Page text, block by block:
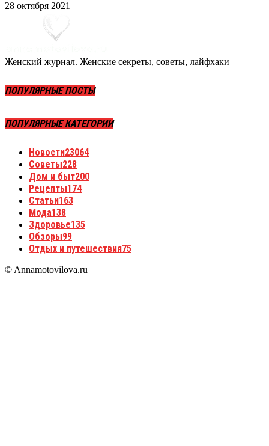
28 октября 2021
Женский журнал. Женские секреты, советы, лайфхаки
ПОПУЛЯРНЫЕ ПОСТЫ
ПОПУЛЯРНЫЕ КАТЕГОРИИ
Новости23064
Советы228
Дом и быт200
Рецепты174
Статьи163
Мода138
Здоровье135
Обзоры99
Отдых и путешествия75
© Annamotovilova.ru